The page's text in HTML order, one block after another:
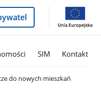
SIM Kontakt
do nowych mieszkań